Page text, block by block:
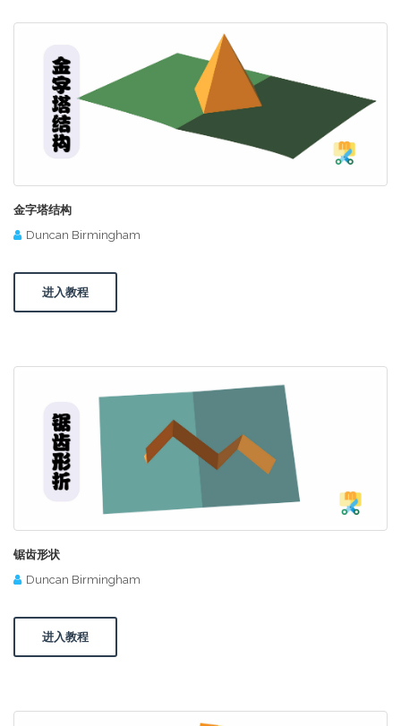
金字塔结构
Duncan Birmingham
进入教程
锯齿形状
Duncan Birmingham
进入教程